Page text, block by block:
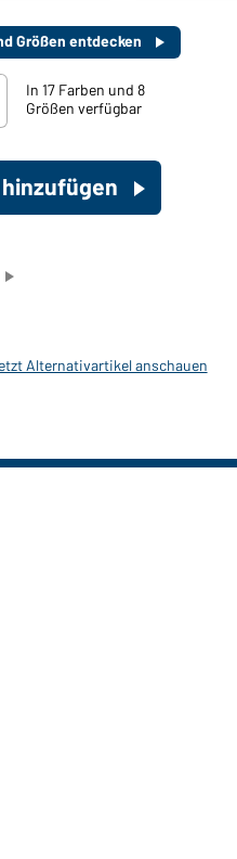
Größen entdecken
In 17 Farben und 8
Größen verfügbar
Alternativartikel anschauen